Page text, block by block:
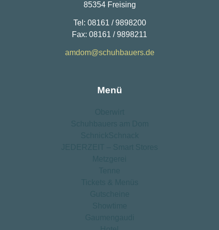
85354 Freising
Tel: 08161 / 9898200
Fax: 08161 / 9898211
amdom@schuhbauers.de
Menü